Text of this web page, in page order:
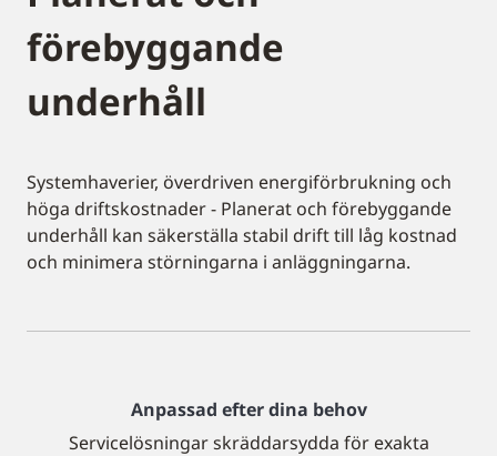
förebyggande
underhåll
Systemhaverier, överdriven energiförbrukning och
höga driftskostnader - Planerat och förebyggande
underhåll kan säkerställa stabil drift till låg kostnad
och minimera störningarna i anläggningarna.
Anpassad efter dina behov
Servicelösningar skräddarsydda för exakta